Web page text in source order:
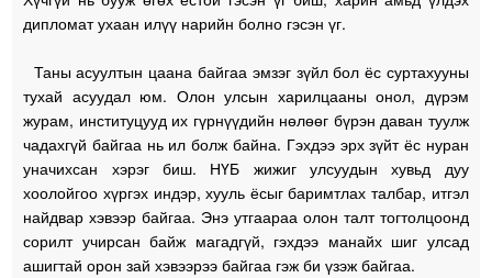
дипломат ухаан илүү нарийн болно гэсэн үг.
Таны асуултын цаана байгаа эмзэг зүйл бол ёс суртахууны
тухай асуудал юм. Олон улсын харилцааны онол, дүрэм
журам, институцууд их гүрнүүдийн нөлөөг бүрэн даван туулж
чадахгүй байгаа нь ил болж байна. Гэхдээ эрх зүйт ёс нуран
уначихсан хэрэг биш. НҮБ жижиг улсуудын хувьд дуу
хоолойгоо хүргэх индэр, хууль ёсыг баримтлах талбар, итгэл
найдвар хэвээр байгаа. Энэ утгаараа олон талт тогтолцоонд
сорилт учирсан байж магадгүй, гэхдээ манайх шиг улсад
ашигтай орон зай хэвээрээ байгаа гэж би үзэж байгаа.